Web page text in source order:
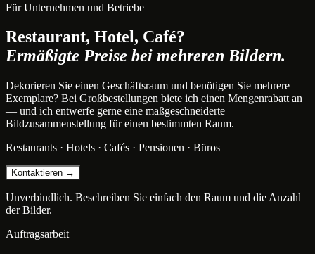
Für Unternehmen und Betriebe
Restaurant, Hotel, Café?
Ermäßigte Preise bei mehreren Bildern.
Dekorieren Sie einen Geschäftsraum und benötigen Sie mehrere
Exemplare? Bei Großbestellungen biete ich einen Mengenrabatt an
— und ich entwerfe gerne eine maßgeschneiderte
Bildzusammenstellung für einen bestimmten Raum.
Restaurants · Hotels · Cafés · Pensionen · Büros
Kontaktieren →
Unverbindlich. Beschreiben Sie einfach den Raum und die Anzahl
der Bilder.
Auftragsarbeit